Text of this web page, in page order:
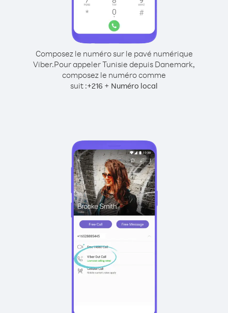
Composez le numéro sur le pavé numérique
Viber.Pour appeler Tunisie depuis Danemark,
composez le numéro comme
suit :+216 + Numéro local